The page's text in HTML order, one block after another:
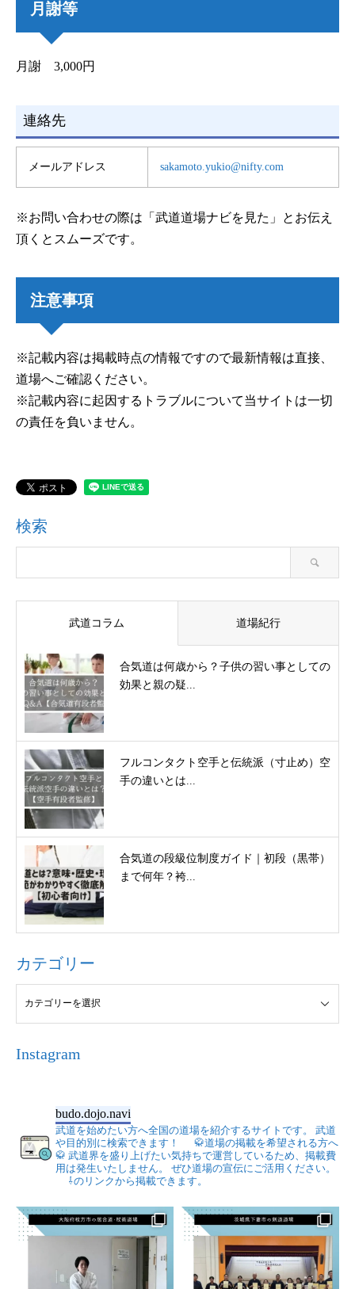
月謝等
月謝 3,000円
連絡先
メールアドレス sakamoto.yukio@nifty.com
※お問い合わせの際は「武道道場ナビを見た」とお伝え
頂くとスムーズです。
注意事項
※記載内容は掲載時点の情報ですので最新情報は直接、
道場へご確認ください。
※記載内容に起因するトラブルについて当サイトは一切
の責任を負いません。
検索
武道コラム 道場紀行
合気道は何歳から？子供の習い事としての
効果と親の疑...
フルコンタクト空手と伝統派（寸止め）空
手の違いとは...
合気道の段級位制度ガイド｜初段（黒帯）
まで何年？袴...
カテゴリー
Instagram
budo.dojo.navi
武道を始めたい方へ全国の道場を紹介するサイトです。
武道
や目的別に検索できます！
🥋道場の掲載を希望される方へ
🥋 武道界を盛り上げたい気持ちで運営しているため、掲載費
用は発生いたしません。
ぜひ道場の宣伝にご活用ください。
⇩のリンクから掲載できます。